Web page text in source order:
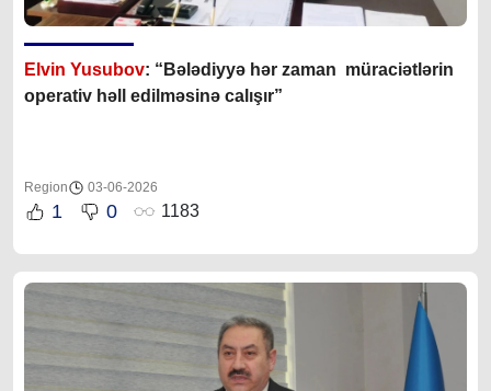
Elvin Yusubov: “Bələdiyyə hər zaman müraciətlərin
operativ həll edilməsinə calışır”
Region 03-06-2026
1 0 1183